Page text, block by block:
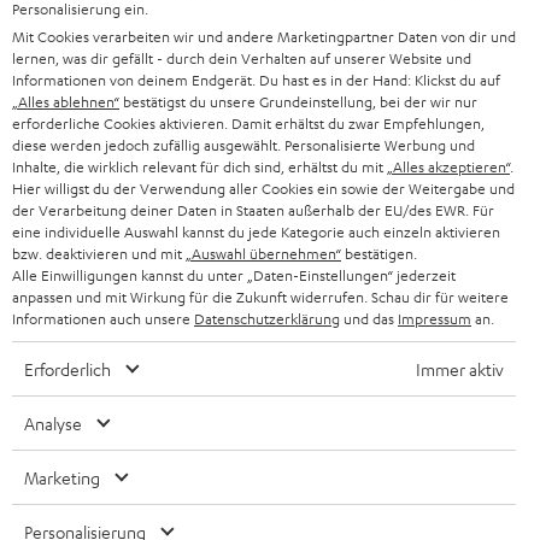
g
SMART HOME
BLUETOOTH-LAUTSPRECHER
KOPFHÖRER
BLUETOOTH-KOPFHÖRER
STEREOANLAGEN
LAUTSPRECHER
ULTIMA-SERIE
IN-EAR-KOPFHÖRER
FANSHOP
NEUHEITEN
PRESSE & MARKETING
GESCHÄFTSKUNDEN
PARTNERPROGRAMM
BLOG
NEWSLETTER
STORES
DEINE VORTEILE BEI TEUFEL
UNSER MANAGEMENT
NACHHALTIGKEIT
ÖSTERREICH
SCHWEIZ
NIEDERLANDE
BELGIEN
FRANKREICH
POLEN
SPANIEN
ITALIEN
Technische Änderungen, Tippfehler und Irrtum vorbehalten. Das auf unseren
Personalisierung ein.
Mit Cookies verarbeiten wir und andere Marketingpartner Daten von dir und
lernen, was dir gefällt - durch dein Verhalten auf unserer Website und
Informationen von deinem Endgerät. Du hast es in der Hand: Klickst du auf
„Alles ablehnen“ bestätigst du unsere Grundeinstellung, bei der wir nur
erforderliche Cookies aktivieren. Damit erhältst du zwar Empfehlungen,
diese werden jedoch zufällig ausgewählt. Personalisierte Werbung und
Inhalte, die wirklich relevant für dich sind, erhältst du mit „Alles akzeptieren“.
Hier willigst du der Verwendung aller Cookies ein sowie der Weitergabe und
der Verarbeitung deiner Daten in Staaten außerhalb der EU/des EWR. Für
eine individuelle Auswahl kannst du jede Kategorie auch einzeln aktivieren
bzw. deaktivieren und mit „Auswahl übernehmen“ bestätigen.
Alle Einwilligungen kannst du unter „Daten-Einstellungen“ jederzeit
anpassen und mit Wirkung für die Zukunft widerrufen. Schau dir für weitere
Informationen auch unsere Datenschutzerklärung und das Impressum an.
Erforderlich Immer aktiv
Analyse
Marketing
Personalisierung